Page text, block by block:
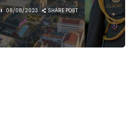
08/08/2023 SHARE POST